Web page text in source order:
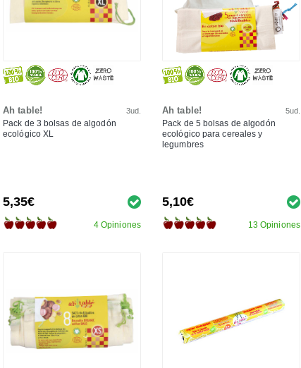
Ah table! 3ud.
Pack de 3 bolsas de algodón
ecológico XL
5,35€
4 Opiniones
Ah table! 5ud.
Pack de 5 bolsas de algodón
ecológico para cereales y
legumbres
5,10€
13 Opiniones